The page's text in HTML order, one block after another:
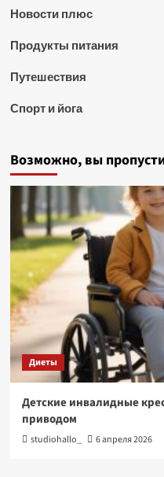
Новости плюс
Продукты питания
Путешествия
Спорт и йога
Возможно, вы
Диеты
Детские инвалидные
приводом
studiohallo_ 6 апреля 2026